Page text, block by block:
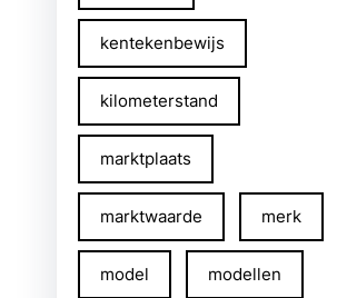
kentekenbewijs
kilometerstand
marktplaats
marktwaarde merk
model modellen